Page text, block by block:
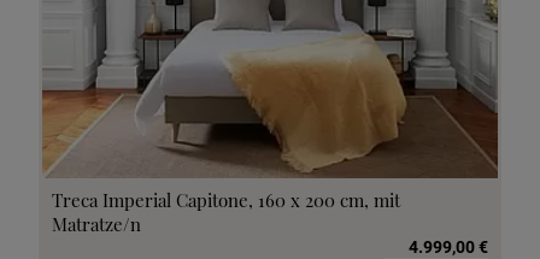
Treca Imperial Capitone, 160 x 200 cm, mit
Matratze/n
4.999,00 €